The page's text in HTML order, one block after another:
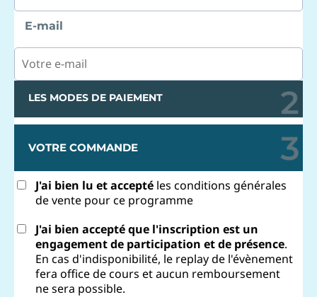
E-mail
LES MODES DE PAIEMENT
VOTRE COMMANDE
J'ai bien lu et accepté les conditions générales
de vente pour ce programme
J'ai bien accepté que l'inscription est un
engagement de participation et de présence.
En cas d'indisponibilité, le replay de l'évènement
fera office de cours et aucun remboursement
ne sera possible.